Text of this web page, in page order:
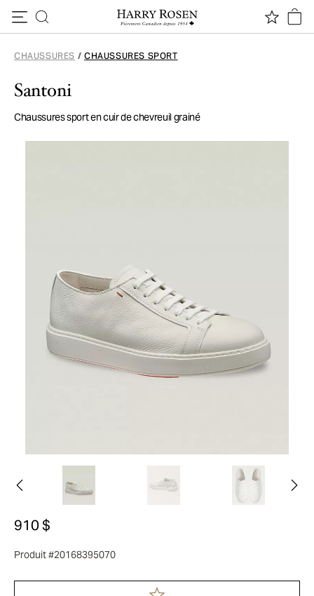
CHAUSSURES / CHAUSSURES SPORT
Santoni
Chaussures sport en cuir de chevreuil grainé
910 $
Produit #20168395070